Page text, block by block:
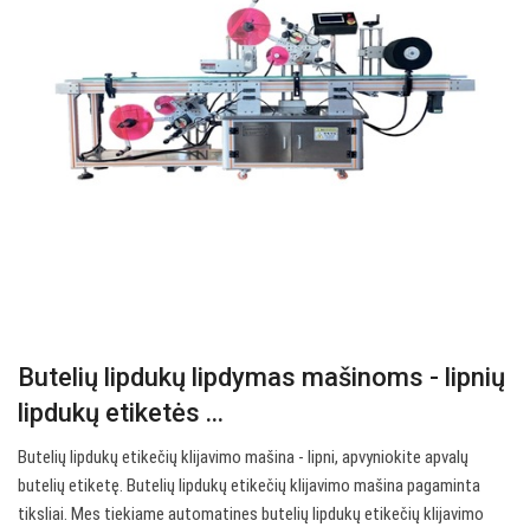
Butelių lipdukų lipdymas mašinoms - lipnių
lipdukų etiketės ...
Butelių lipdukų etikečių klijavimo mašina - lipni, apvyniokite apvalų
butelių etiketę. Butelių lipdukų etikečių klijavimo mašina pagaminta
tiksliai. Mes tiekiame automatines butelių lipdukų etikečių klijavimo